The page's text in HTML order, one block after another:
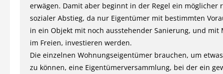
erwägen. Damit aber beginnt in der Regel ein möglicher
sozialer Abstieg, da nur Eigentümer mit bestimmten
in ein Objekt mit noch ausstehender Sanierung, und mit
im Freien, investieren werden.
Die einzelnen Wohnungseigentümer brauchen, um
zu können, eine Eigentümerversammlung, bei der ein